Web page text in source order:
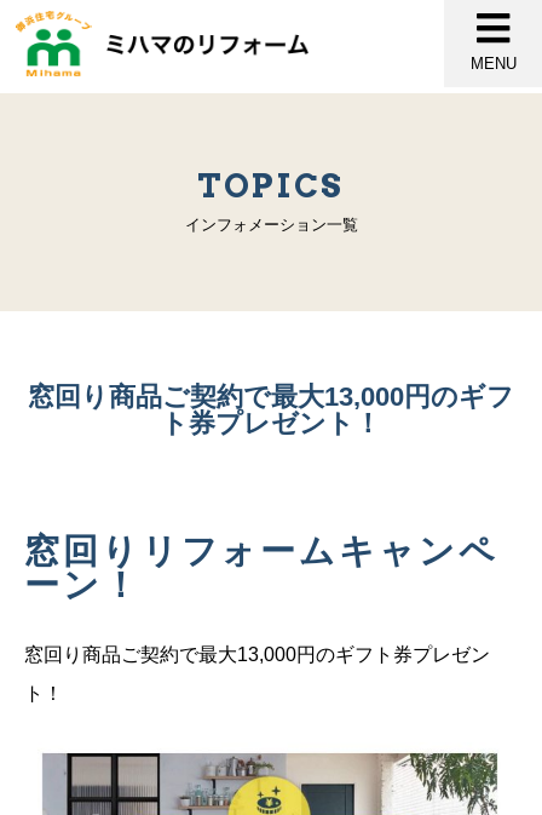
MENU
TOPICS
インフォメーション一覧
窓回り商品ご契約で最大13,000円のギフ
ト券プレゼント！
窓回りリフォームキャンペ
ーン！
窓回り商品ご契約で最大13,000円のギフト券プレゼン
ト！